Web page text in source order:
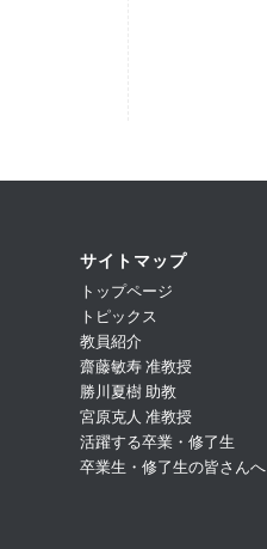
サイトマップ
トップページ
トピックス
教員紹介
齋藤敏寿 准教授
勝川夏樹 助教
宮原克人 准教授
活躍する卒業・修了生
卒業生・修了生の皆さんへ